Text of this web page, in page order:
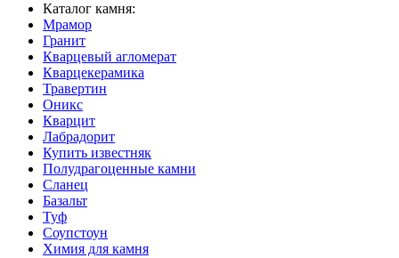
Каталог камня:
Мрамор
Гранит
Кварцевый агломерат
Кварцекерамика
Травертин
Оникс
Кварцит
Лабрадорит
Купить известняк
Полудрагоценные камни
Сланец
Базальт
Туф
Соупстоун
Химия для камня